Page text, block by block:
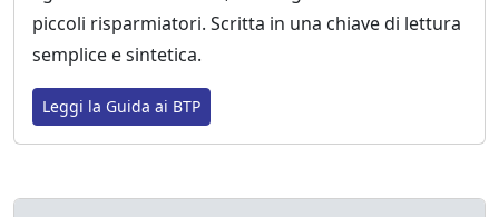
piccoli risparmiatori. Scritta in una chiave di lettura
semplice e sintetica.
Leggi la Guida ai BTP